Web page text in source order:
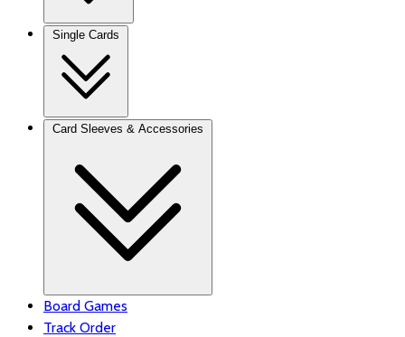
Single Cards
Card Sleeves & Accessories
Board Games
Track Order